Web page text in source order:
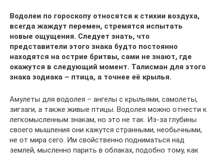
Водолеи по гороскопу относятся к стихии воздуха,
всегда жаждут перемен, стремятся испытать
новые ощущения. Следует знать, что
представители этого знака будто постоянно
находятся на острие бритвы, сами не знают, где
окажутся в следующий момент. Талисман для этого
знака зодиака – птица, а точнее её крылья.
Амулеты для водолея – ангелы с крыльями, самолеты,
зигзаги, а также живые птицы. Водолея можно отнести к
легкомысленным знакам, но это не так. Из-за глубины
своего мышления они кажутся странными, необычными,
не от мира сего. Им свойственно подниматься над
землей, мысленно парить в облаках, подобно тому, как